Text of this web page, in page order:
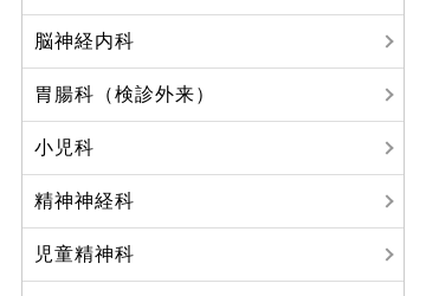
脳神経内科
胃腸科（検診外来）
小児科
精神神経科
児童精神科